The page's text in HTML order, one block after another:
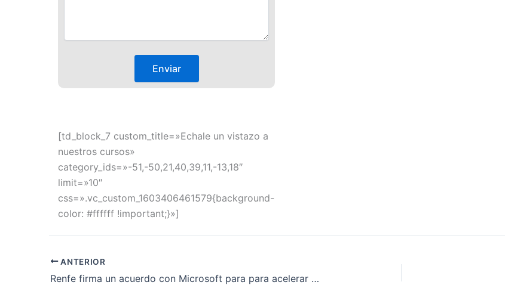
[td_block_7 custom_title=»Echale un vistazo a
nuestros cursos»
category_ids=»-51,-50,21,40,39,11,-13,18″
limit=»10″
css=».vc_custom_1603406461579{background-
color: #ffffff !important;}»]
ANTERIOR
Renfe firma un acuerdo con Microsoft para para acelerar su transformación digital